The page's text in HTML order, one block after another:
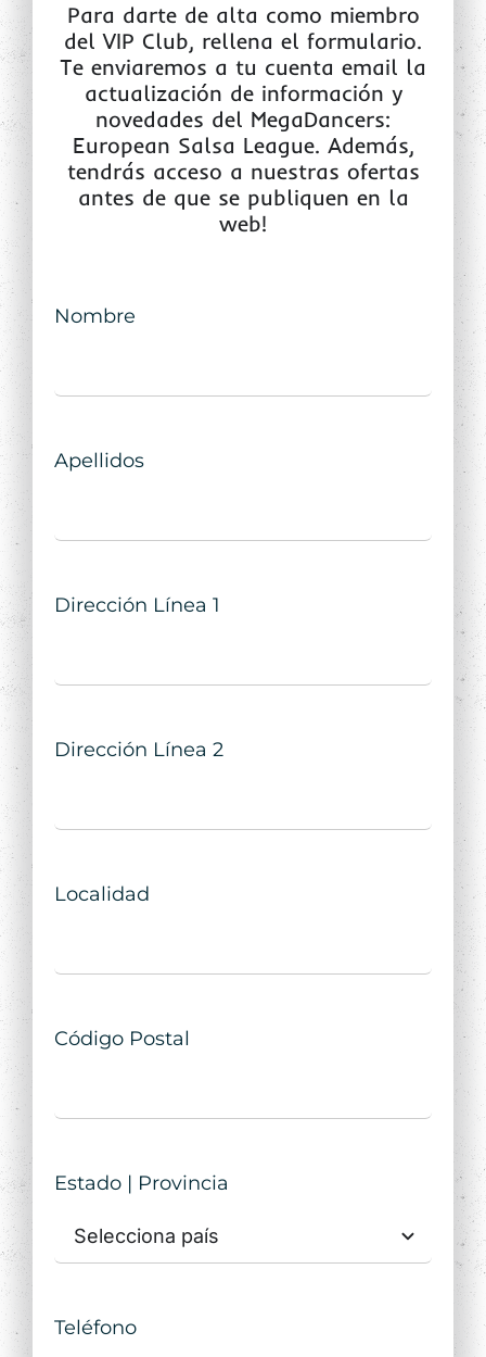
Para darte de alta como miembro
del VIP Club, rellena el formulario.
Te enviaremos a tu cuenta email la
actualización de información y
novedades del MegaDancers:
European Salsa League. Además,
tendrás acceso a nuestras ofertas
antes de que se publiquen en la
web!
Nombre
Apellidos
Dirección Línea 1
Dirección Línea 2
Localidad
Código Postal
Estado | Provincia
Teléfono